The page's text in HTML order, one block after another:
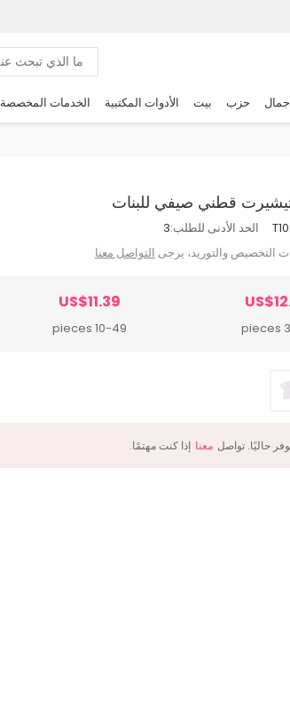
جمال حزب بيت الأدوات المكتبية الخدمات المخصصة
الحد الأدنى للطلب:3
التخصيص والتوريد، يرجى التواصل معنا
US$11.39
10-49 pieces
حاليًا. تواصل معنا إذا كنت مهتمًا.